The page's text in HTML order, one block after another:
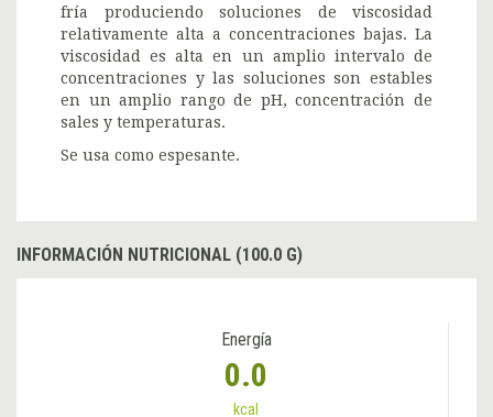
fría produciendo soluciones de viscosidad
relativamente alta a concentraciones bajas. La
viscosidad es alta en un amplio intervalo de
concentraciones y las soluciones son estables
en un amplio rango de pH, concentración de
sales y temperaturas.
Se usa como espesante.
INFORMACIÓN NUTRICIONAL (100.0 G)
Energía
0.0
kcal